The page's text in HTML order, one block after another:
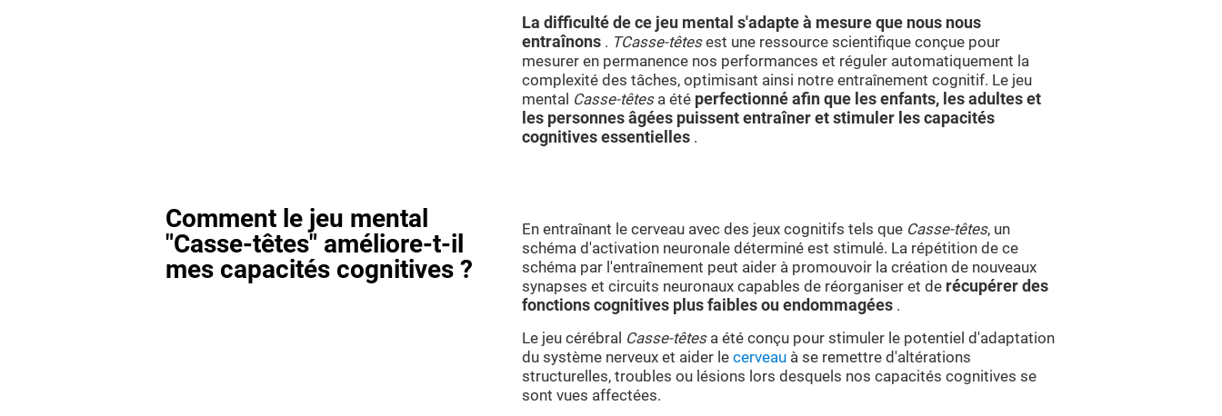
La difficulté de ce jeu mental s'adapte à mesure que nous nous
entraînons . TCasse-têtesest une ressource scientifique conçue pour
mesurer en permanence nos performances et réguler automatiquement la
complexité des tâches, optimisant ainsi notre entraînement cognitif. Le jeu
mental Casse-têtesa été perfectionné afin que les enfants, les adultes et
les personnes âgées puissent entraîner et stimuler les capacités
cognitives essentielles .
Comment le jeu mental
"Casse-têtes" améliore-t-il
mes capacités cognitives ?
En entraînant le cerveau avec des jeux cognitifs tels que Casse-têtes, un
schéma d'activation neuronale déterminé est stimulé. La répétition de ce
schéma par l'entraînement peut aider à promouvoir la création de nouveaux
synapses et circuits neuronaux capables de réorganiser et de récupérer des
fonctions cognitives plus faibles ou endommagées .
Le jeu cérébral Casse-têtesa été conçu pour stimuler le potentiel d'adaptation
du système nerveux et aider le cerveau à se remettre d'altérations
structurelles, troubles ou lésions lors desquels nos capacités cognitives se
sont vues affectées.